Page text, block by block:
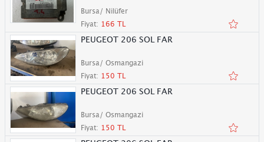
Bursa/ Nilüfer
Fiyat: 166 TL
PEUGEOT 206 SOL FAR
Bursa/ Osmangazi
Fiyat: 150 TL
PEUGEOT 206 SOL FAR
Bursa/ Osmangazi
Fiyat: 150 TL